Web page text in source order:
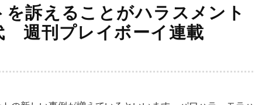
訴えることがハラスメント
週刊プレイボーイ連載